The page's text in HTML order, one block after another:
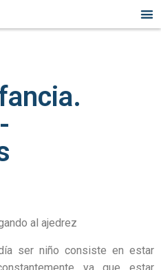
ser niño consiste en estar
ya que estar